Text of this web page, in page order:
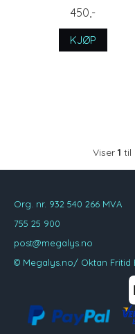
450,-
KJØP
Viser 1 til
Org. nr. 932 540 266 MVA
755 25 900
post@megalys.no
© Megalys.no/ Oktan Fritid